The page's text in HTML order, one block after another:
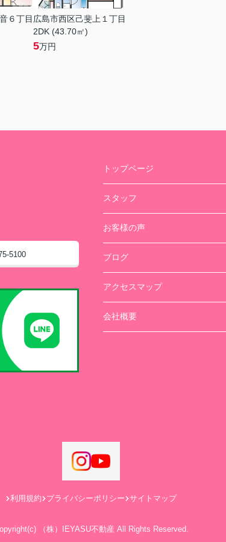
６丁目 広島市西区己斐上１丁目
2DK (43.70㎡)
5万円
5100
トップページ
スタッフ
お客様の声
ブログ
アクセスマップ
会社概要
利用規約 プライバシーポリシー サイトマップ
（株）IEYASU不動産 All Rights Reserved.